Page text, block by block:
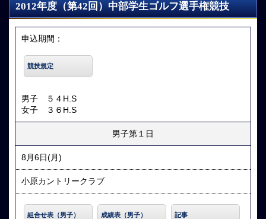
2012年度（第42回）中部学生ゴルフ選手権競技
申込期間：
競技規定
男子 ５４H.S
女子 ３６H.S
男子第１日
8月6日(月)
小原カントリークラブ
組合せ表（男子） 成績表（男子） 記事